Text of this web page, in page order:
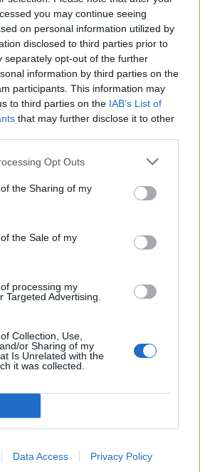
you may continue seeing
on personal information utilized by
disclosed to third parties prior to
separately opt-out of the further
information by third parties on the
participants. This information may
to third parties on the IAB’s List of
that may further disclose it to other
Opt Outs
the Sharing of my
the Sale of my
processing my
Targeted Advertising.
Collection, Use,
or Sharing of my
Is Unrelated with the
it was collected.
Data Access Privacy Policy
Gros Sel, Bicarbonate
qu’à obtenir une bonne
un pot de crème vide ou un